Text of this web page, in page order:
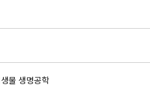
물 생명공학